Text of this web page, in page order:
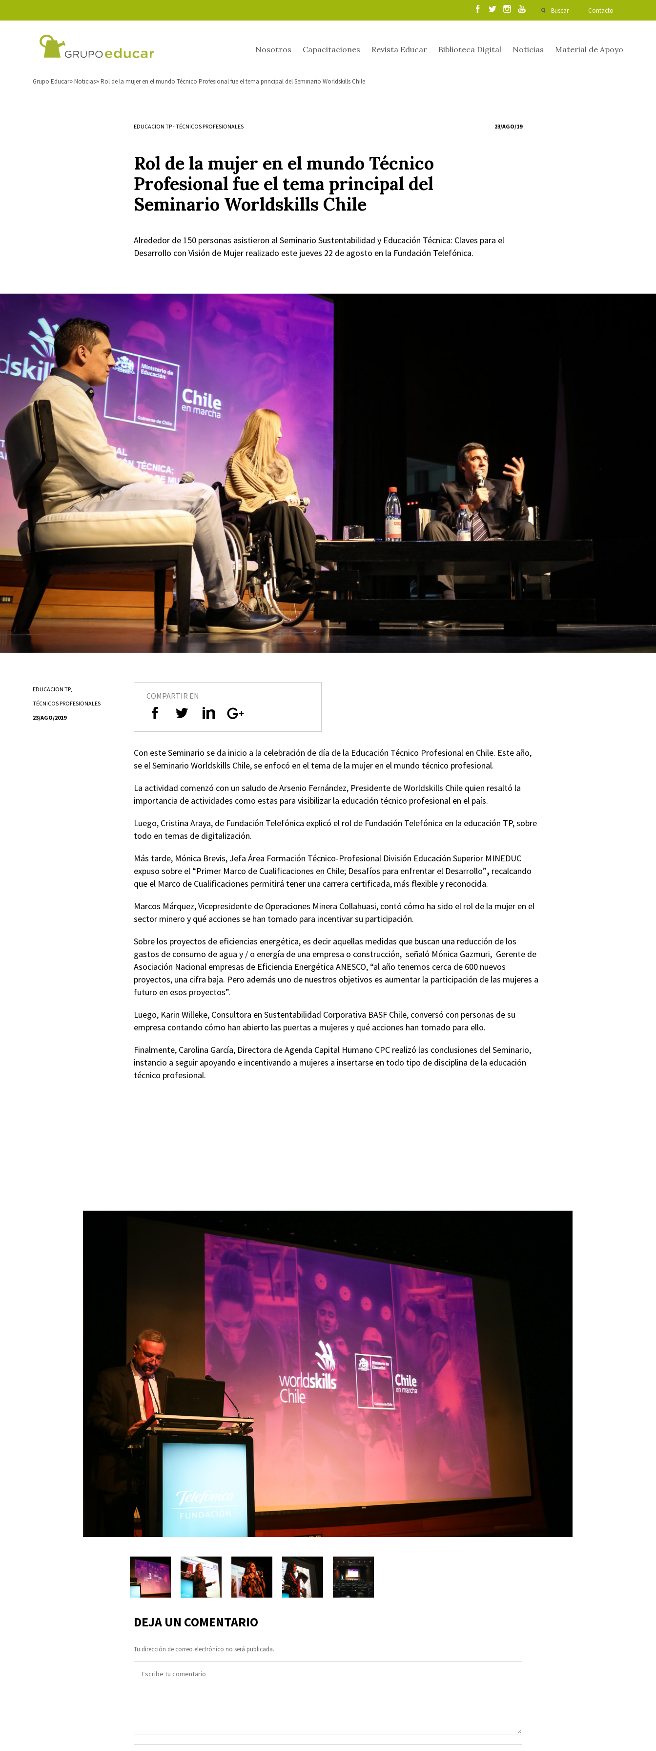
Buscar Contacto
Nosotros Capacitaciones Revista Educar Biblioteca Digital Noticias Material de Apoyo
Grupo Educar Noticias Rol de la mujer en el mundo Técnico Profesional fue el tema principal del Seminario Worldskills Chile
EDUCACION TP-TÉCNICOS PROFESIONALES 23/AGO/19
Rol de la mujer en el mundo Técnico
Profesional fue el tema principal del
Seminario Worldskills Chile
Alrededor de 150 personas asistieron al Seminario Sustentabilidad y Educación Técnica: Claves para el
Desarrollo con Visión de Mujer realizado este jueves 22 de agosto en la Fundación Telefónica.
EDUCACION TP,
TÉCNICOS PROFESIONALES
23/AGO/2019
COMPARTIR EN
Con este Seminario se da inicio a la celebración de día de la Educación Técnico Profesional en Chile. Este año,
se el Seminario Worldskills Chile, se enfocó en el tema de la mujer en el mundo técnico profesional.
La actividad comenzó con un saludo de Arsenio Fernández, Presidente de Worldskills Chile quien resaltó la
importancia de actividades como estas para visibilizar la educación técnico profesional en el país.
Luego, Cristina Araya, de Fundación Telefónica explicó el rol de Fundación Telefónica en la educación TP, sobre
todo en temas de digitalización.
Más tarde, Mónica Brevis, Jefa Área Formación Técnico-Profesional División Educación Superior MINEDUC
expuso sobre el “Primer Marco de Cualificaciones en Chile; Desafíos para enfrentar el Desarrollo”, recalcando
que el Marco de Cualificaciones permitirá tener una carrera certificada, más flexible y reconocida.
Marcos Márquez, Vicepresidente de Operaciones Minera Collahuasi, contó cómo ha sido el rol de la mujer en el
sector minero y qué acciones se han tomado para incentivar su participación.
Sobre los proyectos de eficiencias energética, es decir aquellas medidas que buscan una reducción de los
gastos de consumo de agua y / o energía de una empresa o construcción, señaló Mónica Gazmuri, Gerente de
Asociación Nacional empresas de Eficiencia Energética ANESCO, “al año tenemos cerca de 600 nuevos
proyectos, una cifra baja. Pero además uno de nuestros objetivos es aumentar la participación de las mujeres a
futuro en esos proyectos”.
Luego, Karin Willeke, Consultora en Sustentabilidad Corporativa BASF Chile, conversó con personas de su
empresa contando cómo han abierto las puertas a mujeres y qué acciones han tomado para ello.
Finalmente, Carolina García, Directora de Agenda Capital Humano CPC realizó las conclusiones del Seminario,
instancio a seguir apoyando e incentivando a mujeres a insertarse en todo tipo de disciplina de la educación
técnico profesional.
DEJA UN COMENTARIO
Tu dirección de correo electrónico no será publicada.